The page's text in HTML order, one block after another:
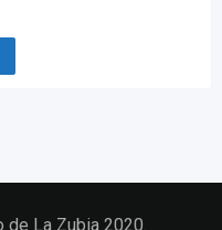
La Zubia 2020.